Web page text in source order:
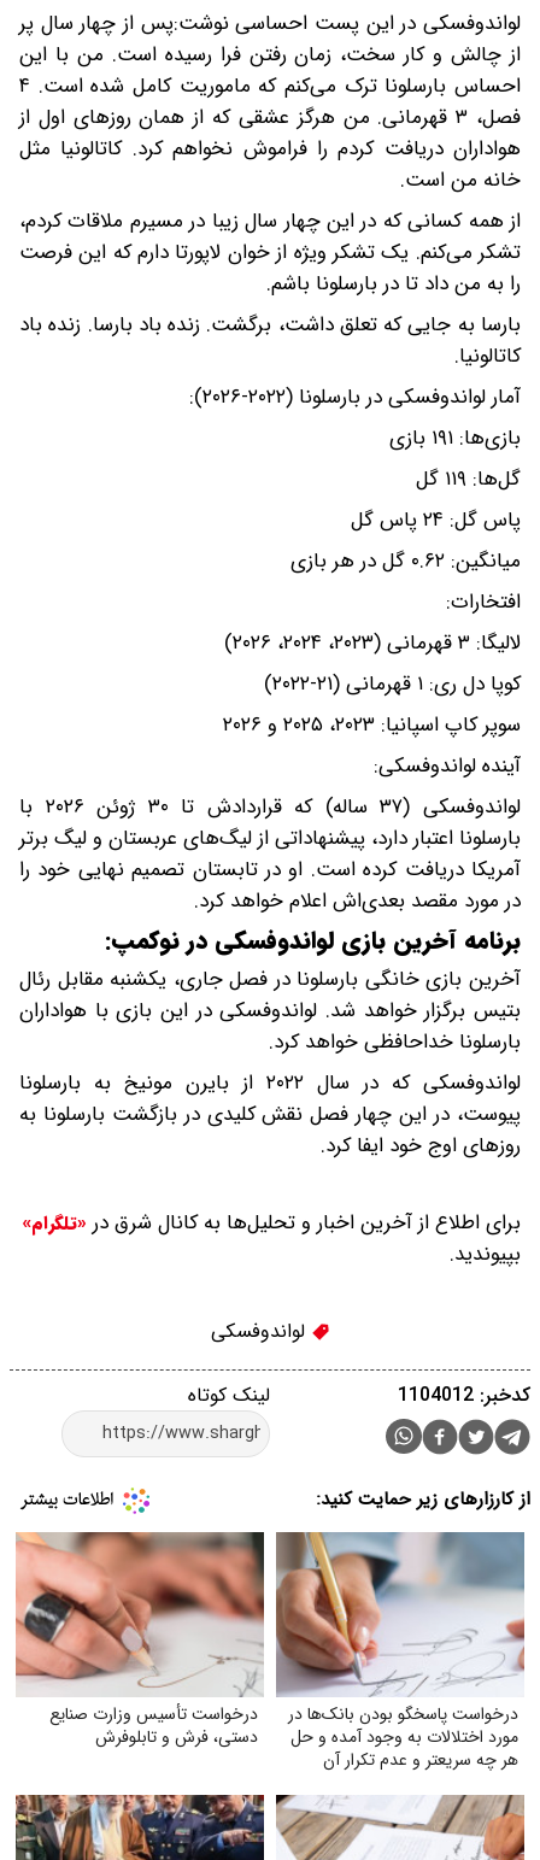
لواندوفسکی در این پست احساسی نوشت:پس از چهار سال پر
از چالش و کار سخت، زمان رفتن فرا رسیده است. من با این
احساس بارسلونا ترک می‌کنم که ماموریت کامل شده است. ۴
فصل، ۳ قهرمانی. من هرگز عشقی که از همان روزهای اول از
هواداران دریافت کردم را فراموش نخواهم کرد. کاتالونیا مثل
خانه من است.
از همه کسانی که در این چهار سال زیبا در مسیرم ملاقات کردم،
تشکر می‌کنم. یک تشکر ویژه از خوان لاپورتا دارم که این فرصت
را به من داد تا در بارسلونا باشم.
بارسا به جایی که تعلق داشت، برگشت. زنده باد بارسا. زنده باد
کاتالونیا.
آمار لواندوفسکی در بارسلونا (۲۰۲۲-۲۰۲۶):
بازی‌ها: ۱۹۱ بازی
گل‌ها: ۱۱۹ گل
پاس گل: ۲۴ پاس گل
میانگین: ۰.۶۲ گل در هر بازی
افتخارات:
لالیگا: ۳ قهرمانی (۲۰۲۳، ۲۰۲۴، ۲۰۲۶)
کوپا دل ری: ۱ قهرمانی (۲۱-۲۰۲۲)
سوپر کاپ اسپانیا: ۲۰۲۳، ۲۰۲۵ و ۲۰۲۶
آینده لواندوفسکی:
لواندوفسکی (۳۷ ساله) که قراردادش تا ۳۰ ژوئن ۲۰۲۶ با
بارسلونا اعتبار دارد، پیشنهاداتی از لیگ‌های عربستان و لیگ برتر
آمریکا دریافت کرده است. او در تابستان تصمیم نهایی خود را
در مورد مقصد بعدی‌اش اعلام خواهد کرد.
برنامه آخرین بازی لواندوفسکی در نوکمپ:
آخرین بازی خانگی بارسلونا در فصل جاری، یکشنبه مقابل رئال
بتیس برگزار خواهد شد. لواندوفسکی در این بازی با هواداران
بارسلونا خداحافظی خواهد کرد.
لواندوفسکی که در سال ۲۰۲۲ از بایرن مونیخ به بارسلونا
پیوست، در این چهار فصل نقش کلیدی در بازگشت بارسلونا به
روزهای اوج خود ایفا کرد.
برای اطلاع از آخرین اخبار و تحلیل‌ها به کانال شرق در «تلگرام»
بپیوندید.
لواندوفسکی
لینک کوتاه کدخبر: 1104012
از کارزارهای زیر حمایت کنید:
درخواست پاسخگو بودن بانک‌ها در
مورد اختلالات به وجود آمده و حل
هر چه سریعتر و عدم تکرار آن
درخواست تأسیس وزارت صنایع
دستی، فرش و تابلوفرش